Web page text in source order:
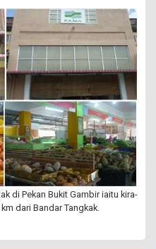
di Pekan Bukit Gambir iaitu kira-
dari Bandar Tangkak.